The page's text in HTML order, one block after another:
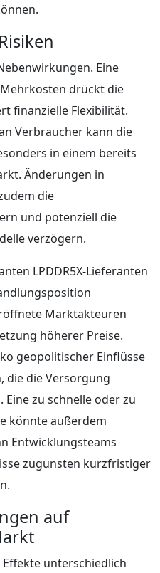
Eine
drückt die
finanzielle Flexibilität.
Verbraucher kann die
in einem bereits
Änderungen in
die
und potenziell die
verzögern.
LPDDR5X-Lieferanten
Marktakteuren
höherer Preise.
geopolitischer Einflüsse
die die Versorgung
zu schnelle oder zu
könnte außerdem
Entwicklungsteams
zugunsten kurzfristiger
auf
unterschiedlich